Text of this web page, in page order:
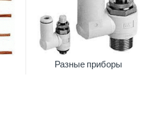
Разные приборы